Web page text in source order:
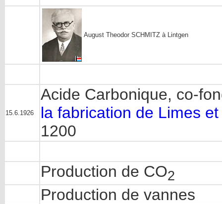
August Theodor SCHMITZ à Lintgen
15.6.1926
Acide Carbonique, co-
la fabrication de Limes
1200
Production de CO2
Production de vannes